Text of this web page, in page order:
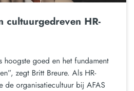
cultuurgedreven HR-
hoogste goed en het fundament
zegt Britt Breure. Als HR-
de organisatiecultuur bij AFAS